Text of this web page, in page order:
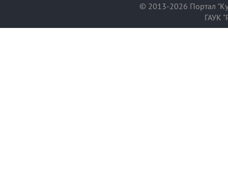
© 2013-2026 Портал
ГАУК